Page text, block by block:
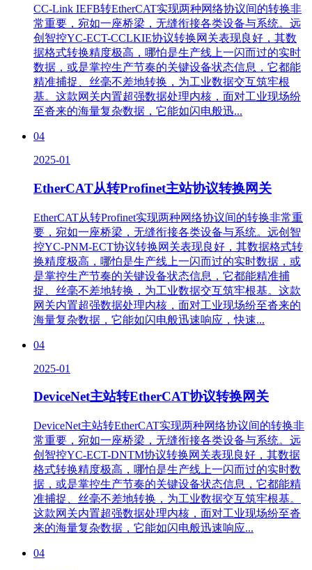
CC-Link IEFB转EtherCAT实现两种网络协议间的转换非
常重要，宛如一座桥梁，无缝衔接各类设备与系统。远
创智控YC-ECT-CCLKIE协议转换网关表现良好，其数
据格式转换精度极高，哪怕是生产线上一闪而过的实时
数据，或是掌控生产节奏的关键设备状态信息，它都能
精准捕捉、丝毫不差地转换，为工业数据交互筑牢根
基。这款网关内置超强数据处理内核，面对工业现场纷
至沓来的海量复杂数据，它能如闪电般迅...
04
2025-01
EtherCAT从转Profinet主站协议转换网关
EtherCAT从转Profinet实现两种网络协议间的转换非常重
要，宛如一座桥梁，无缝衔接各类设备与系统。远创智
控YC-PNM-ECT协议转换网关表现良好，其数据格式转
换精度极高，哪怕是生产线上一闪而过的实时数据，或
是掌控生产节奏的关键设备状态信息，它都能精准捕
捉、丝毫不差地转换，为工业数据交互筑牢根基。这款
网关内置超强数据处理内核，面对工业现场纷至沓来的
海量复杂数据，它能如闪电般迅速响应，快速...
04
2025-01
DeviceNet主站转EtherCAT协议转换网关
DeviceNet主站转EtherCAT实现两种网络协议间的转换非
常重要，宛如一座桥梁，无缝衔接各类设备与系统。远
创智控YC-ECT-DNTM协议转换网关表现良好，其数据
格式转换精度极高，哪怕是生产线上一闪而过的实时数
据，或是掌控生产节奏的关键设备状态信息，它都能精
准捕捉、丝毫不差地转换，为工业数据交互筑牢根基。
这款网关内置超强数据处理内核，面对工业现场纷至沓
来的海量复杂数据，它能如闪电般迅速响应...
04